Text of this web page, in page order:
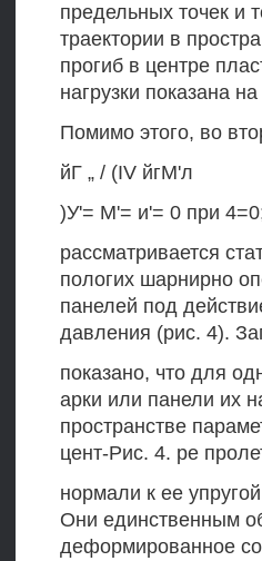
предельных точек и
траектории в
прогиб в центре
нагрузки показана
Помимо этого, во
йГ „ / (IV йгМ'л
)У'= М'= и'= 0 при
рассматривается
пологих шарнирно
панелей под
давления (рис. 4).
показано, что для
арки или панели их
пространстве
цент-Рис. 4. ре
нормали к ее
Они единственным
деформированное